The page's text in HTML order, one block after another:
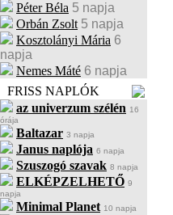
Péter Béla 5 napja
Orbán Zsolt 5 napja
Kosztolányi Mária 6
napja
Nemes Máté 6 napja
FRISS NAPLÓK
az univerzum szélén 16
órája
Baltazar 3 napja
Janus naplója 6 napja
Szuszogó szavak 8 napja
ELKÉPZELHETŐ 9
napja
Minimal Planet 10 napja